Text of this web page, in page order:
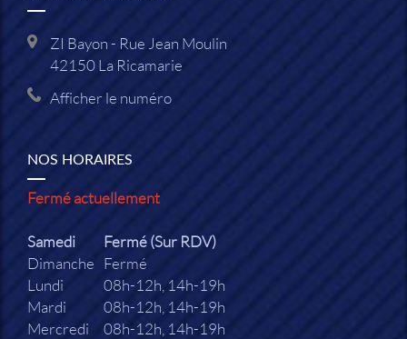
ZI Bayon - Rue Jean Moulin
42150La Ricamarie
Afficher le numéro
NOS HORAIRES
Fermé actuellement
Samedi
Fermé (Sur RDV)
Dimanche Fermé
Lundi
08h-12h, 14h-19h
Mardi
08h-12h, 14h-19h
Mercredi
08h-12h, 14h-19h